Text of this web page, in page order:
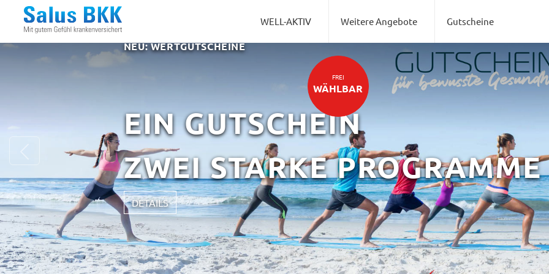
WELL-AKTIV Weitere Angebote Gutscheine
NEU: WERTGUTSCHEINE
EIN GUTSCHEIN
ZWEI STARKE PROGRAMME
DETAILS
FREI
WÄHLBAR
Previous